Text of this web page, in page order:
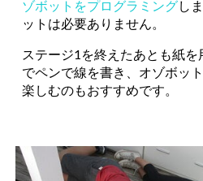
ゾボットをプログラミングし
ットは必要ありません。
ステージ1を終えたあとも紙
でペンで線を書き、オゾボッ
楽しむのもおすすめです。